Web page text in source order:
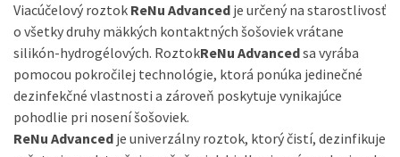
Viacúčelový roztok ReNu Advanced je určený na starostlivosť
o všetky druhy mäkkých kontaktných šošoviek vrátane
silikón-hydrogélových. RoztokReNu Advancedsa vyrába
pomocou pokročilej technológie, ktorá ponúka jedinečné
dezinfekčné vlastnosti a zároveň poskytuje vynikajúce
pohodlie pri nosení šošoviek.
ReNu Advanced je univerzálny roztok, ktorý čistí, dezinfikuje